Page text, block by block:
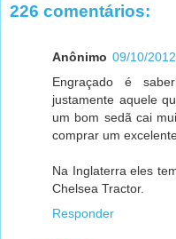
226 comentários:
Anônimo 09/10/
Engraçado é
justamente aquele
um bom sedã cai
comprar um
Na Inglaterra eles
Chelsea Tractor.
Responder